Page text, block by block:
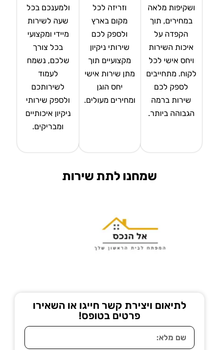
ושקיפות מלאה
במחירים, תוך
הקפדה על
איכות השירות
ויחס אישי לכל
לקוח. מתחייבים
לספק לכם
שירות ברמה
הגבוהה ביותר.
וזריזה לכל
מקום בארץ
ולספק לכם
שירותי ניקיון
מקצועיים תוך
מתן שירות אישי
יחס הוגן
ומחירים מעולים.
ולמענכם בכל
שעה לשירות
מיידי ומקצועי
בכל צורך
שלכם, נשמח
לעמוד
לשירותכם
ולספק שירותי
ניקיון איכותיים
ומבריקים.
שמחנו לתת שירות
לתיאום ויצירת קשר חייגו או השאירו
פרטים בטופס!